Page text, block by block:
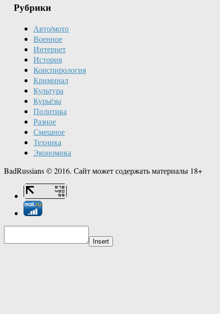
Рубрики
Авто/мото
Военное
Интернет
История
Конспирология
Криминал
Культура
Курьёзы
Политика
Разное
Смешное
Техника
Экономика
BadRussians © 2016. Сайт может содержать материалы 18+
Insert